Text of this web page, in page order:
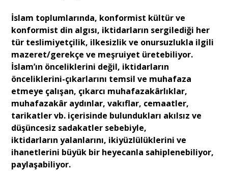
İslam toplumlarında, konformist kültür ve
konformist din algısı, iktidarların sergilediği her
tür teslimiyetçilik, ilkesizlik ve onursuzlukla ilgili
mazeret/gerekçe ve meşruiyet üretebiliyor.
İslam’ın önceliklerini değil, iktidarların
önceliklerini-çıkarlarını temsil ve muhafaza
etmeye çalışan, çıkarcı muhafazakârlıklar,
muhafazakâr aydınlar, vakıflar, cemaatler,
tarikatler vb. içerisinde bulundukları akılsız ve
düşüncesiz sadakatler sebebiyle,
iktidarların yalanlarını, ikiyüzlülüklerini ve
ihanetlerini büyük bir heyecanla sahiplenebiliyor,
paylaşabiliyor.